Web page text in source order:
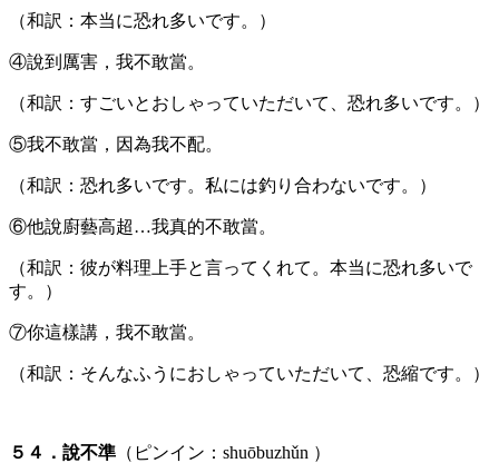
（和訳：本当に恐れ多いです。）
④說到厲害，我不敢當。
（和訳：すごいとおしゃっていただいて、恐れ多いです。）
⑤我不敢當，因為我不配。
（和訳：恐れ多いです。私には釣り合わないです。）
⑥他說廚藝高超…我真的不敢當。
（和訳：彼が料理上手と言ってくれて。本当に恐れ多いで
す。）
⑦你這樣講，我不敢當。
（和訳：そんなふうにおしゃっていただいて、恐縮です。）
５４．說不準 （ピンイン：shuōbuzhǔn ）